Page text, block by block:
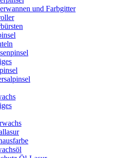
und Farbgitter